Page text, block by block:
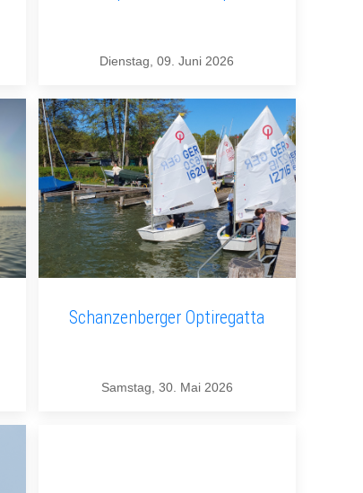
Dienstag, 09. Juni 2026
Schanzenberger Optiregatta
Samstag, 30. Mai 2026